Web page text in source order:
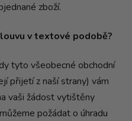
zboží.
v textové podobě?
tyto všeobecné obchodní
přijetí z naší strany) vám
vaši žádost vytištěny
požádat o úhradu